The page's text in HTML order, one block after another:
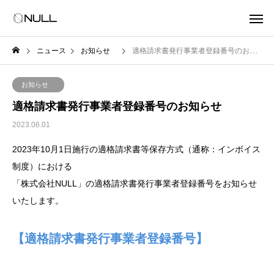
ニュース お知らせ 適格請求書発行事業者登録番号のお知らせ
お知らせ
適格請求書発行事業者登録番号のお知らせ
2023.06.01
2023年10月1日施行の適格請求書等保存方式（通称：インボイス
制度）における
「株式会社NULL」の適格請求書発行事業者登録番号をお知らせ
いたします。
【適格請求書発行事業者登録番号】